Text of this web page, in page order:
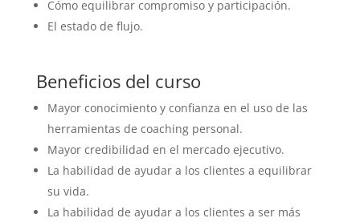
Cómo equilibrar compromiso y participación.
El estado de flujo.
Beneficios del curso
Mayor conocimiento y confianza en el uso de las
herramientas de coaching personal.
Mayor credibilidad en el mercado ejecutivo.
La habilidad de ayudar a los clientes a equilibrar
su vida.
La habilidad de ayudar a los clientes a ser más